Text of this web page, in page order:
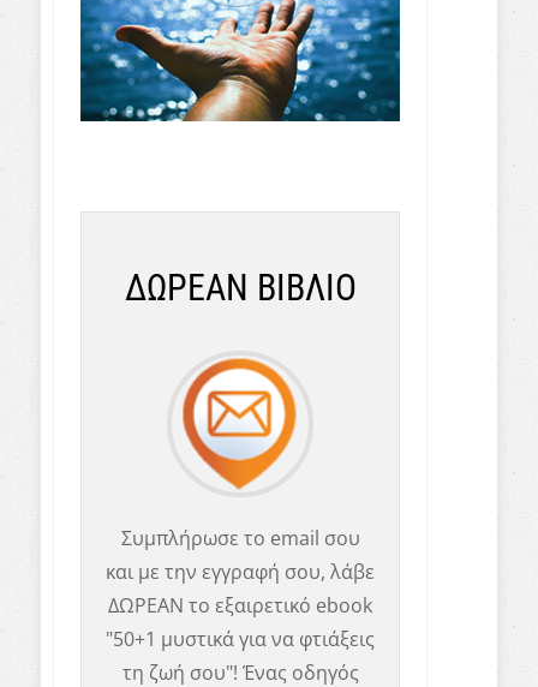
ΔΩΡΕΑΝ ΒΙΒΛΙΟ
Συμπλήρωσε το email σου
και με την εγγραφή σου, λάβε
ΔΩΡΕΑΝ το εξαιρετικό ebook
"50+1 μυστικά για να φτιάξεις
τη ζωή σου"! Ένας οδηγός